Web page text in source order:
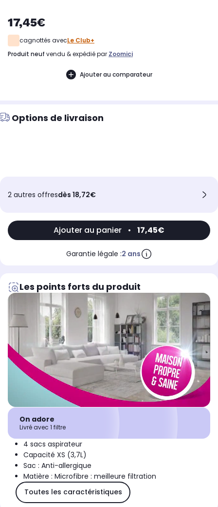
17,45€
cagnottés avecLe Club+
produit neuf vendu & expédié par Zoomici
Ajouter au comparateur
Options de livraison
2 autres offresdès 18,72€
Ajouter au panier • 17,45€
Garantie légale :2 ans
Les points forts du produit
On adore
Livré avec 1 filtre
4 sacs aspirateur
Capacité XS (3,7L)
Sac : Anti-allergique
Matière : Microfibre : meilleure filtration
Toutes les caractéristiques